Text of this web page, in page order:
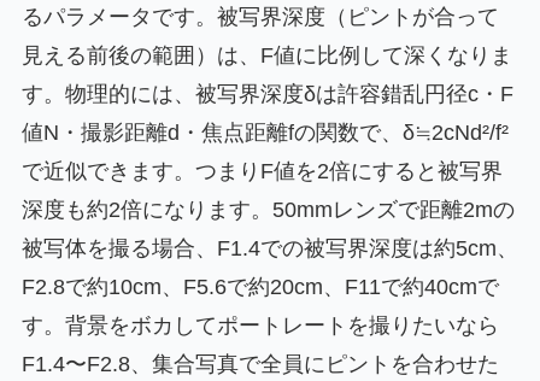
るパラメータです。被写界深度（ピントが合って
見える前後の範囲）は、F値に比例して深くなりま
す。物理的には、被写界深度δは許容錯乱円径c・F
値N・撮影距離d・焦点距離fの関数で、δ≒2cNd²/f²
で近似できます。つまりF値を2倍にすると被写界
深度も約2倍になります。50mmレンズで距離2mの
被写体を撮る場合、F1.4での被写界深度は約5cm、
F2.8で約10cm、F5.6で約20cm、F11で約40cmで
す。背景をボカしてポートレートを撮りたいなら
F1.4〜F2.8、集合写真で全員にピントを合わせた